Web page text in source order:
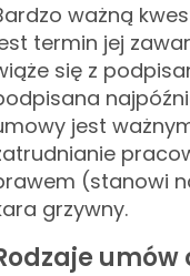
ważną
termin jej
się z
jest
(stanowi
grzywny.
umów